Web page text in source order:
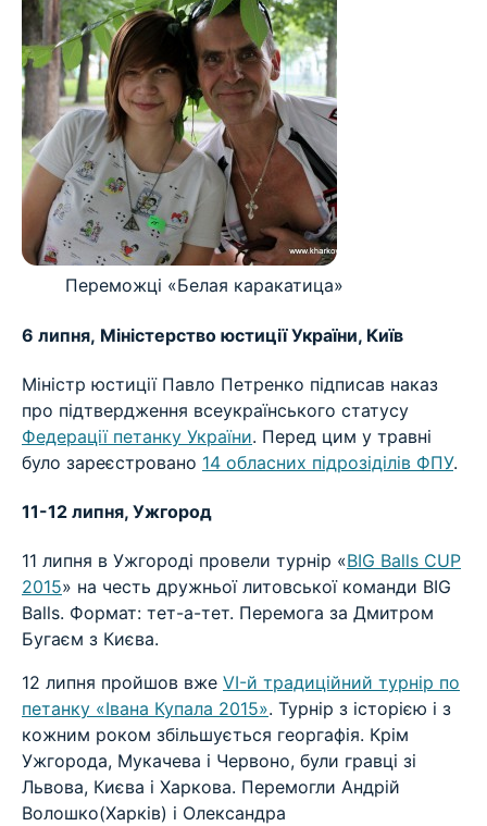
Переможці «Белая каракатица»
6 липня, Міністерство юстиції України, Київ
Міністр юстиції Павло Петренко підписав наказ
про підтвердження всеукраїнського статусу
Федерації петанку України. Перед цим у травні
було зареєстровано 14 обласних підрозіділів ФПУ.
11-12 липня, Ужгород
11 липня в Ужгороді провели турнір «BIG Balls CUP
2015» на честь дружньої литовської команди BIG
Balls. Формат: тет-а-тет. Перемога за Дмитром
Бугаєм з Києва.
12 липня пройшов вже VI-й традиційний турнір по
петанку «Івана Купала 2015». Турнір з історією і з
кожним роком збільшується георгафія. Крім
Ужгорода, Мукачева і Червоно, були гравці зі
Львова, Києва і Харкова. Перемогли Андрій
Волошко(Харків) і Олександра